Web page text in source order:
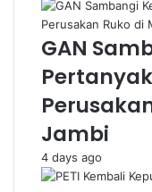
GAN
Jambi
4 days ago